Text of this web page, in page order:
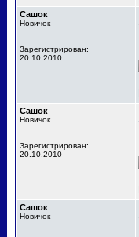
Сашок
Новичок
Зарегистрирован:
20.10.2010
Сашок
Новичок
Зарегистрирован:
20.10.2010
Сашок
Новичок